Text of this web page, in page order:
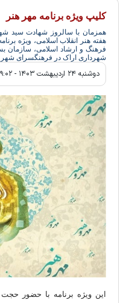
کلیپ ویژه برنامه مهر هنر
همزمان با سالروز شهادت سید
هفته هنر انقلاب اسلامی، ویژه
فرهنگ و ارشاد اسلامی، سازمان
شهرداری اراک در فرهنگسرای شهر
دوشنبه ۲۴ ارديبهشت ۱۴۰۳ - ۱۹:۰۲
این ویژه برنامه با حضور